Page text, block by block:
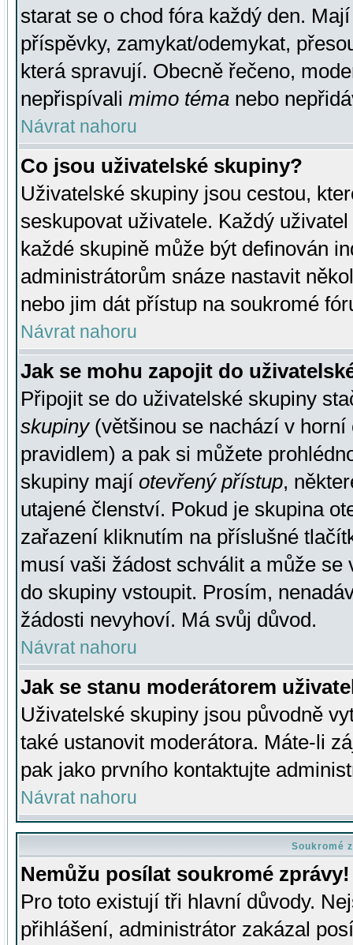
starat se o chod fóra každý den.
příspěvky, zamykat/odemykat,
která spravují. Obecně řečeno,
nepřispívali mimo téma nebo
Návrat nahoru
Co jsou uživatelské skupiny?
Uživatelské skupiny jsou cestou,
seskupovat uživatele. Každý
každé skupině může být definován
administrátorům snáze nastavit
nebo jim dát přístup na soukromé
Návrat nahoru
Jak se mohu zapojit do
Připojit se do uživatelské skupiny
skupiny(většinou se nachází v horní
pravidlem) a pak si můžete
skupiny mají otevřený přístup,
utajené členství. Pokud je skupina
zařazení kliknutím na příslušné
musí vaši žádost schválit a může se
do skupiny vstoupit. Prosím,
žádosti nevyhoví. Má svůj důvod.
Návrat nahoru
Jak se stanu moderátorem
Uživatelské skupiny jsou původně
také ustanovit moderátora. Máte-li
pak jako prvního kontaktujte
Návrat nahoru
Soukromé
Nemůžu posílat soukromé zprávy!
Pro toto existují tři hlavní důvody.
přihlášení, administrátor zakázal